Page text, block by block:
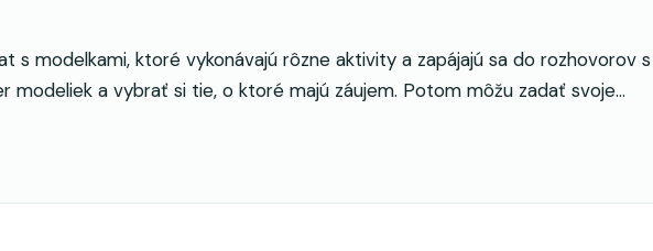
modelkami, ktoré vykonávajú rôzne aktivity a zapájajú sa do rozhovorov s
a vybrať si tie, o ktoré majú záujem. Potom môžu zadať svoje…